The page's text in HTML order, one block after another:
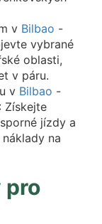
v Bilbao -
vybrané
oblasti,
v páru.
v Bilbao -
Získejte
jízdy a
na
pro